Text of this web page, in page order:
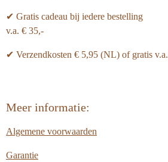
✔ Gratis cadeau bij iedere bestelling
v.a. € 35,-
✔ Verzendkosten € 5,95 (NL) of gratis v.a.
Meer informatie:
Algemene voorwaarden
Garantie